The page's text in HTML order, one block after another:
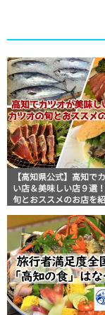
【高知県公式】高知で
い店＆美味しい店９選
旬とおススメのお店を